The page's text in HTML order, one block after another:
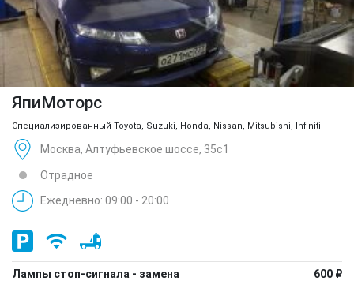
ЯпиМоторс
Специализированный Toyota, Suzuki, Honda, Nissan, Mitsubishi, Infiniti
Москва, Алтуфьевское шоссе, 35с1
Отрадное
Ежедневно: 09:00 - 20:00
Лампы стоп-сигнала - замена 600 ₽